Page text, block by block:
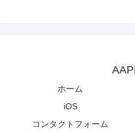
ホーム
iOS
コンタクトフォーム